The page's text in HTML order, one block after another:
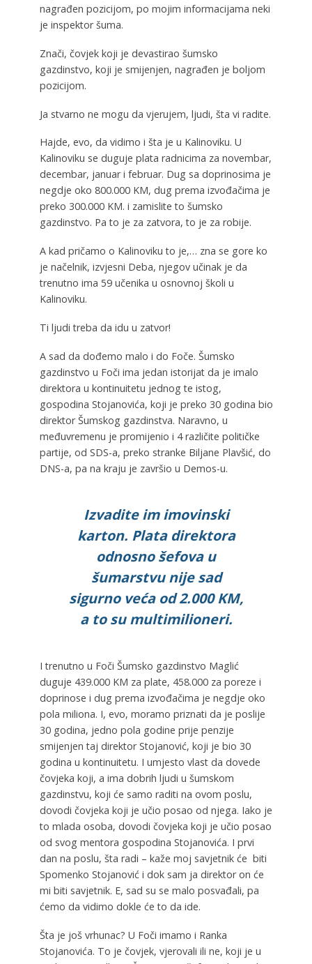
nagrađen pozicijom, po mojim informacijama neki
je inspektor šuma.
Znači, čovjek koji je devastirao šumsko
gazdinstvo, koji je smijenjen, nagrađen je boljom
pozicijom.
Ja stvarno ne mogu da vjerujem, ljudi, šta vi radite.
Hajde, evo, da vidimo i šta je u Kalinoviku. U
Kalinoviku se duguje plata radnicima za novembar,
decembar, januar i februar. Dug sa doprinosima je
negdje oko 800.000 KM, dug prema izvođačima je
preko 300.000 KM. i zamislite to šumsko
gazdinstvo. Pa to je za zatvora, to je za robije.
A kad pričamo o Kalinoviku to je,… zna se gore ko
je načelnik, izvjesni Deba, njegov učinak je da
trenutno ima 59 učenika u osnovnoj školi u
Kalinoviku.
Ti ljudi treba da idu u zatvor!
A sad da dođemo malo i do Foče. Šumsko
gazdinstvo u Foči ima jedan istorijat da je imalo
direktora u kontinuitetu jednog te istog,
gospodina Stojanovića, koji je preko 30 godina bio
direktor Šumskog gazdinstva. Naravno, u
međuvremenu je promijenio i 4 različite političke
partije, od SDS-a, preko stranke Biljane Plavšić, do
DNS-a, pa na kraju je završio u Demos-u.
Izvadite im imovinski
karton. Plata direktora
odnosno šefova u
šumarstvu nije sad
sigurno veća od 2.000 KM,
a to su multimilioneri.
I trenutno u Foči Šumsko gazdinstvo Maglić
duguje 439.000 KM za plate, 458.000 za poreze i
doprinose i dug prema izvođačima je negdje oko
pola miliona. I, evo, moramo priznati da je poslije
30 godina, jedno pola godine prije penzije
smijenjen taj direktor Stojanović, koji je bio 30
godina u kontinuitetu. I umjesto vlast da dovede
čovjeka koji, a ima dobrih ljudi u šumskom
gazdinstvu, koji će samo raditi na ovom poslu,
dovodi čovjeka koji je učio posao od njega. Iako je
to mlada osoba, dovodi čovjeka koji je učio posao
od svog mentora gospodina Stojanovića. I prvi
dan na poslu, šta radi – kaže moj savjetnik će biti
Spomenko Stojanović i dok sam ja direktor on će
mi biti savjetnik. E, sad su se malo posvađali, pa
ćemo da vidimo dokle će to da ide.
Šta je još vrhunac? U Foči imamo i Ranka
Stojanovića. To je čovjek, vjerovali ili ne, koji je u